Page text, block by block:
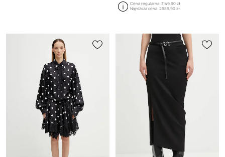
Cena regularna:3149,90 zł
Najniższa cena:2989,90 zł